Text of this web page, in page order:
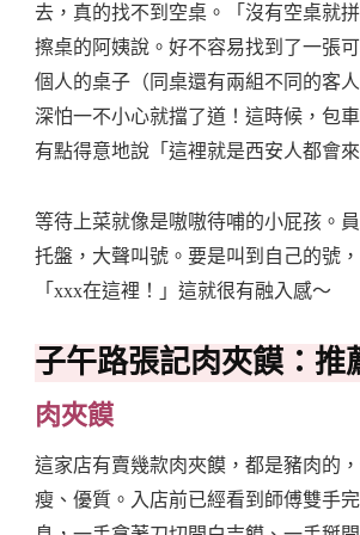
去，真的找不到空桌。「沒有空桌就
擦桌的阿姨說。好不容易找到了一張
個人的桌子（同桌還有兩組不同的客
深怕一不小心就擋了道！這時候，包
有點得意地說「這裡就是西安人都會
等待上菜就像是嗷嗷待哺的小屁孩。
托盤，大聲叫號。要是叫到自己的號
「xxx在這裡！」這就很有融入感～
子午路張記肉夾饃：推
肉夾饃
這家店有賣幾款肉夾饃，都是豬肉的
瘦、優質。入店前已經看到師傅雙手